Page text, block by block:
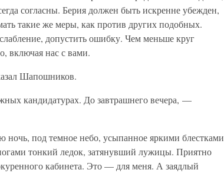
согласны. Берия должен быть искренне убежден,
такие же меры, как против других подобных.
допустить ошибку. Чем меньше круг
включая нас с вами.
Шапошников.
кандидатурах. До завтрашнего вечера, —
под темное небо, усыпанное яркими блестками
тонкий ледок, затянувший лужицы. Приятно
кабинета. Это — для меня. А заядлый